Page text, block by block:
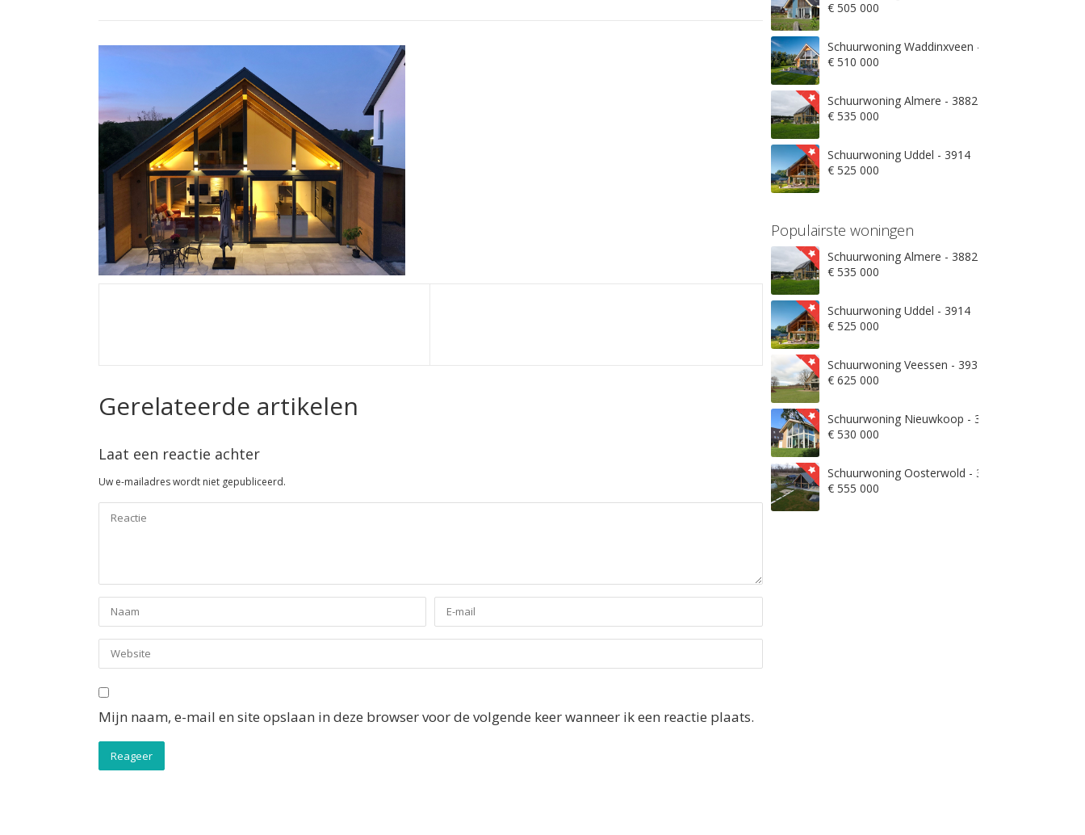
Gerelateerde artikelen
Laat een reactie achter
Uw e-mailadres wordt niet gepubliceerd.
Mijn naam, e-mail en site opslaan in deze browser voor de volgende keer wanneer ik een reactie plaats.
€ 505 000
Schuurwoning Waddinxveen - 3845
€ 510 000
Schuurwoning Almere - 3882
€ 535 000
Schuurwoning Uddel - 3914
€ 525 000
Populairste woningen
Schuurwoning Almere - 3882
€ 535 000
Schuurwoning Uddel - 3914
€ 525 000
Schuurwoning Veessen - 3932
€ 625 000
Schuurwoning Nieuwkoop - 3871
€ 530 000
Schuurwoning Oosterwold - 3906
€ 555 000